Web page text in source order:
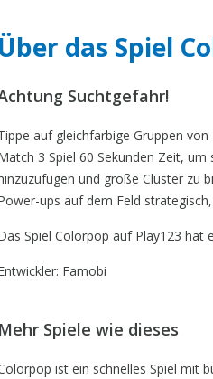
Über das Spiel
Suchtgefahr!
auf gleichfarbige Gruppen
3 Spiel 60 Sekunden Zeit,
und große Cluster zu
ups auf dem Feld
Spiel Colorpop auf Play123 hat
Famobi
Mehr Spiele wie dieses
ist ein schnelles Spiel mit